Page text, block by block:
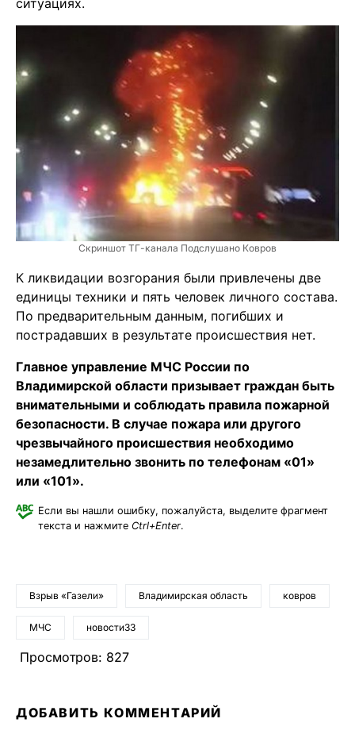
ситуациях.
Скриншот ТГ-канала Подслушано Ковров
К ликвидации возгорания были привлечены две
единицы техники и пять человек личного состава.
По предварительным данным, погибших и
пострадавших в результате происшествия нет.
Главное управление МЧС России по
Владимирской области призывает граждан быть
внимательными и соблюдать правила пожарной
безопасности. В случае пожара или другого
чрезвычайного происшествия необходимо
незамедлительно звонить по телефонам «01»
или «101».
Если вы нашли ошибку, пожалуйста, выделите фрагмент
текста и нажмите Ctrl+Enter.
Взрыв «Газели» Владимирская область ковров
МЧС новости33
Просмотров: 827
ДОБАВИТЬ КОММЕНТАРИЙ